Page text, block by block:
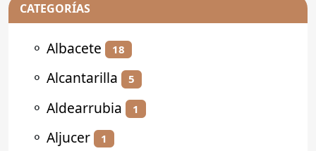
CATEGORÍAS
⚬ Albacete 18
⚬ Alcantarilla 5
⚬ Aldearrubia 1
⚬ Aljucer 1